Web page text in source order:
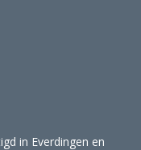
in Everdingen en